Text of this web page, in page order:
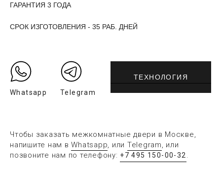
ГАРАНТИЯ 3 ГОДА
СРОК ИЗГОТОВЛЕНИЯ - 35 РАБ. ДНЕЙ
Whatsapp Telegram
ТЕХНОЛОГИЯ
Чтобы заказать межкомнатные двери в Москве,
напишите нам вWhatsapp, или Telegram, или
позвоните нам по телефону: +7 495 150-00-32 .